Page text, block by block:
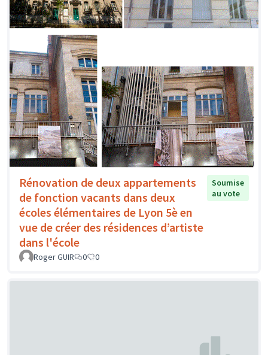
Rénovation de deux appartements
de fonction vacants dans deux
écoles élémentaires de Lyon 5è en
vue de créer des résidences d’artiste
dans l'école
Soumise
au vote
Roger GUIR 0 0